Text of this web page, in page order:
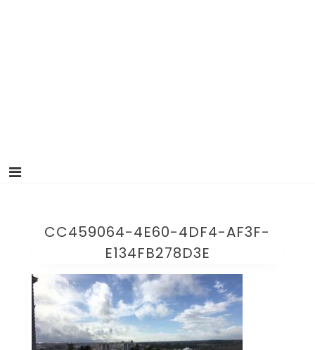
CC459064-4E60-4DF4-AF3F-
E134FB278D3E